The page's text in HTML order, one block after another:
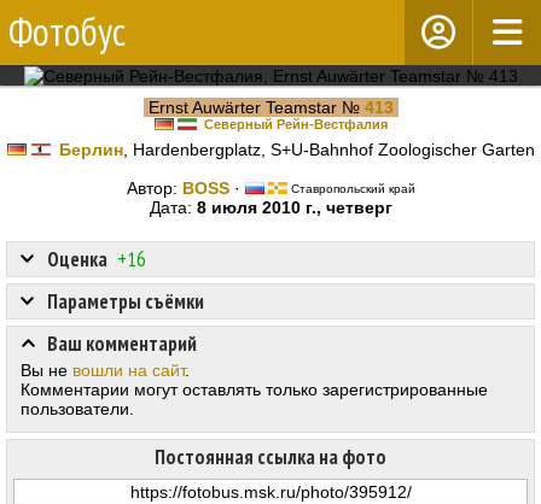
Фотобус
Ernst Auwärter Teamstar № 413
Северный Рейн-Вестфалия
Берлин, Hardenbergplatz, S+U-Bahnhof Zoologischer Garten
Автор: BOSS· Ставропольский край
Дата: 8 июля 2010 г., четверг
Оценка +16
Постоянная ссылка на фото
Параметры съёмки
Ваш комментарий
Вы не вошли на сайт.
Комментарии могут оставлять только зарегистрированные
пользователи.